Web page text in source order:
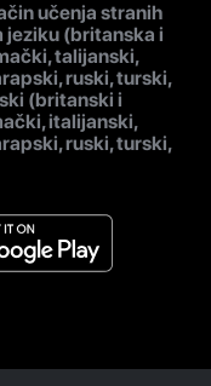
učenja stranih
jeziku (britanska i
talijanski,
ruski, turski,
(britanski i
italijanski,
ruski, turski,